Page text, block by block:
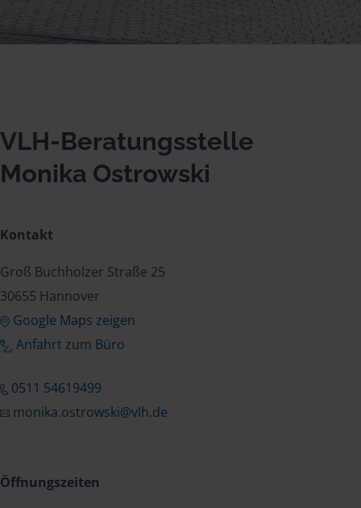
VLH-Beratungsstelle
Monika Ostrowski
Kontakt
Groß Buchholzer Straße 25
30655 Hannover
Google Maps zeigen
Anfahrt zum Büro
0511 54619499
monika.ostrowski@vlh.de
Öffnungszeiten